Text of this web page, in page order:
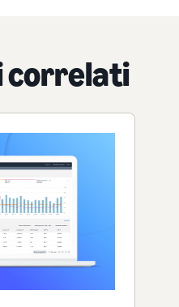
correlati